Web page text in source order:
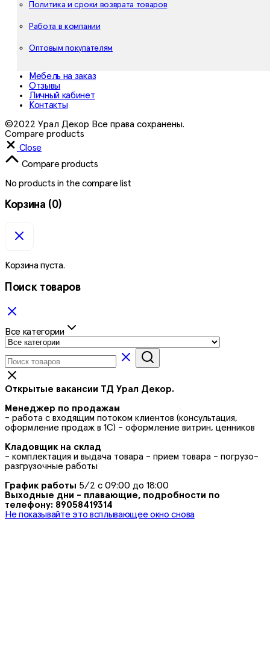
Политика и сроки возврата товаров
Работа в компании
Оптовым покупателям
Мебель на заказ
Отзывы
Личный кабинет
Контакты
©2022 Урал Декор Все права сохранены.
Compare products
Close
Compare products
No products in the compare list
Корзина (0)
Корзина пуста.
Поиск товаров
Все категории
Открытые вакансии ТД Урал Декор.
Менеджер по продажам
- работа с входящим потоком клиентов (консультация,
оформление продаж в 1С) - оформление витрин, ценников
Кладовщик на склад
- комплектация и выдача товара - прием товара - погрузо-
разгрузочные работы
График работы 5/2 с 09:00 до 18:00
Выходные дни - плавающие, подробности по
телефону: 89058419314
Не показывайте это всплывающее окно снова